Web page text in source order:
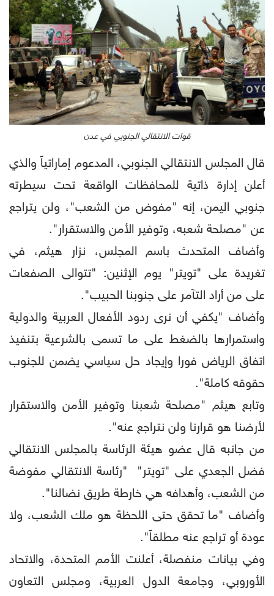
قوات الانتقالي الجنوبي في عدن
قال المجلس الانتقالي الجنوبي، المدعوم إماراتياً والذي
أعلن إدارة ذاتية للمحافظات الواقعة تحت سيطرته
جنوبي اليمن، إنه "مفوض من الشعب"، ولن يتراجع
عن "مصلحة شعبه، وتوفير الأمن والاستقرار".
وأضاف المتحدث باسم المجلس، نزار هيثم، في
تغريدة على "تويتر" يوم الإثنين: "تتوالى الصفعات
على من أراد التآمر على جنوبنا الحبيب".
وأضاف "يكفي أن نرى ردود الأفعال العربية والدولية
واستمرارها بالضغط على ما تسمى بالشرعية بتنفيذ
اتفاق الرياض فورا وإيجاد حل سياسي يضمن للجنوب
حقوقه كاملة".
وتابع هيثم "مصلحة شعبنا وتوفير الأمن والاستقرار
لأرضنا هو قرارنا ولن نتراجع عنه".
من جانبه قال عضو هيئة الرئاسة بالمجلس الانتقالي
فضل الجعدي على "تويتر" "رئاسة الانتقالي مفوضة
من الشعب، وأهدافه هي خارطة طريق نضالنا".
وأضاف "ما تحقق حتى اللحظة هو ملك الشعب، ولا
عودة أو تراجع عنه مطلقاً".
وفي بيانات منفصلة، أعلنت الأمم المتحدة، والاتحاد
الأوروبي، وجامعة الدول العربية، ومجلس التعاون